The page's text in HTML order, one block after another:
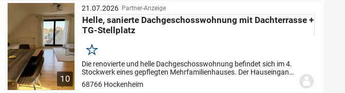
10
21.07.2026 Partner-Anzeige
Helle, sanierte Dachgeschosswohnung mit Dachterrasse +
TG-Stellplatz
Merken
Die renovierte und helle Dachgeschosswohnung befindet sich im 4.
Stockwerk eines gepflegten Mehrfamilienhauses. Der Hauseingang
umfasst insgesamt sechs Wohnungen. Die im Jahr 2023 renovierte
Wohnung...
68766 Hockenheim